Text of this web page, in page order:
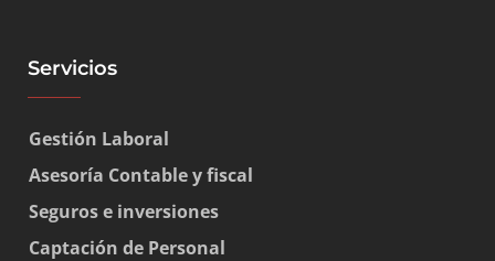
Servicios
Gestión Laboral
Asesoría Contable y fiscal
Seguros e inversiones
Captación de Personal